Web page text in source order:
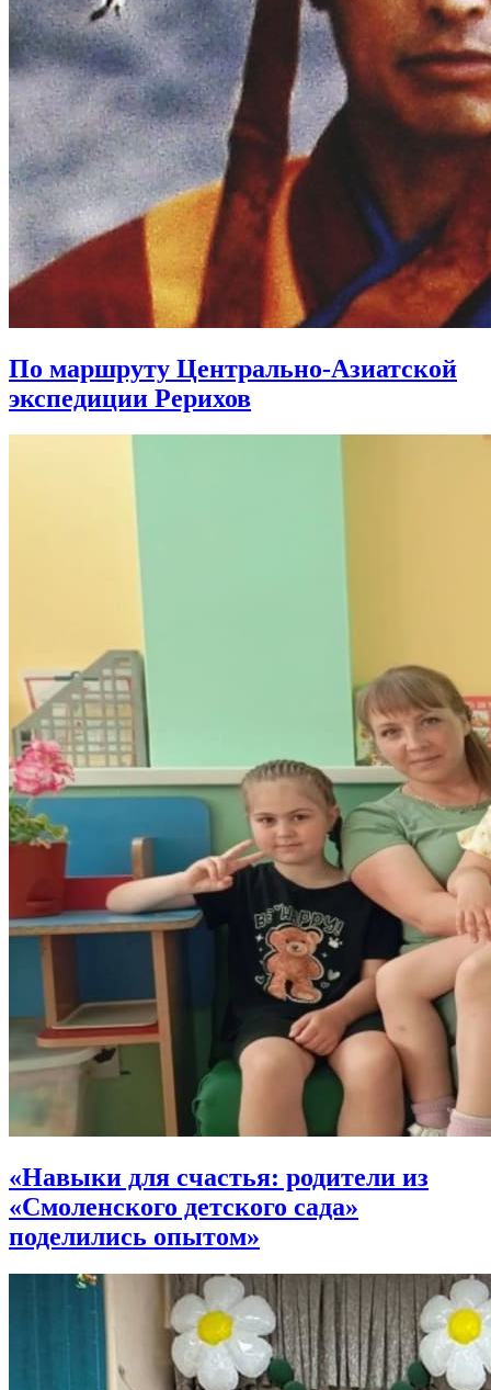
По маршруту Центрально-Азиатской
экспедиции Рерихов
«Навыки для счастья: родители из
«Смоленского детского сада»
поделились опытом»